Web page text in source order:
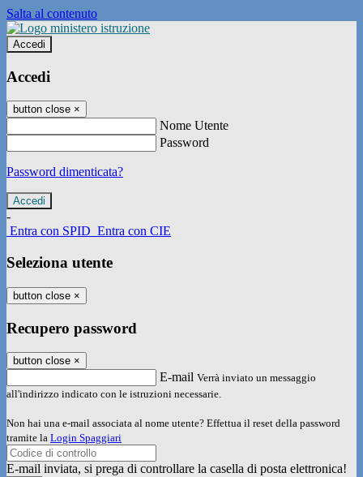
Salta al contenuto
Accedi
Accedi
button close ×
Nome Utente
Password
Password dimenticata?
-
Entra con SPID Entra con CIE
Seleziona utente
button close ×
Recupero password
button close ×
E-mail Verrà inviato un messaggio
all'indirizzo indicato con le istruzioni necessarie.
Non hai una e-mail associata al nome utente? Effettua il reset della password
tramite la Login Spaggiari
E-mail inviata, si prega di controllare la casella di posta elettronica!